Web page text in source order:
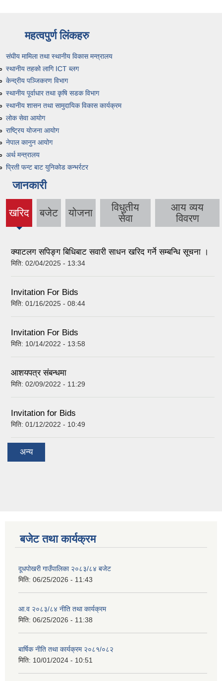
महत्वपुर्ण लिंकहरु
संघीय मामिला तथा स्थानीय विकास मन्त्रालय
स्थानीय तहको लागि ICT ब्लग
केन्द्रीय पञ्जिकरण विभाग
स्थानीय पूर्वाधार तथा कृषि सडक विभाग
स्थानीय शासन तथा सामुदायिक विकास कार्यक्रम
लोक सेवा आयोग
राष्ट्रिय योजना आयोग
नेपाल कानुन आयोग
अर्थ मन्त्रालय
प्रिती फन्ट बाट युनिकोड कन्भर्रटर
जानकारी
खरिद बजेट योजना
विधुतीय
सेवा
आय व्यय
विवरण
क्याटलग सपिङ्ग बिधिबाट सवारी साधन खरिद गर्ने सम्बन्धि सूचना ।
मिति: 02/04/2025 - 13:34
Invitation For Bids
मिति: 01/16/2025 - 08:44
Invitation For Bids
मिति: 10/14/2022 - 13:58
आशयपत्र संबन्धमा
मिति: 02/09/2022 - 11:29
Invitation for Bids
मिति: 01/12/2022 - 10:49
अन्य
बजेट तथा कार्यक्रम
दूधपोखरी गाउँपालिका २०८३/८४ बजेट
मिति: 06/25/2026 - 11:43
आ.व २०८३/८४ नीति तथा कार्यक्रम
मिति: 06/25/2026 - 11:38
बार्षिक नीति तथा कार्यक्रम २०८१/०८२
मिति: 10/01/2024 - 10:51